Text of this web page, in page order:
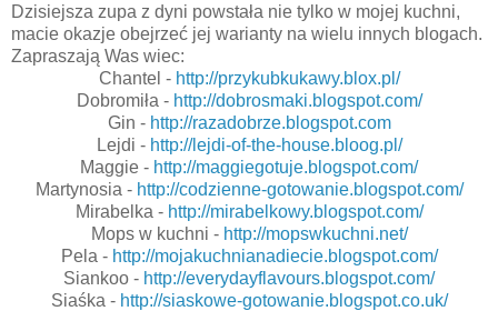
Dzisiejsza zupa z dyni powstała nie tylko w mojej kuchni,
macie okazje obejrzeć jej warianty na wielu innych blogach.
Zapraszają Was wiec:
Chantel - http://przykubkukawy.blox.pl/
Dobromiła - http://dobrosmaki.blogspot.com/
Gin - http://razadobrze.blogspot.com
Lejdi - http://lejdi-of-the-house.bloog.pl/
Maggie - http://maggiegotuje.blogspot.com/
Martynosia - http://codzienne-gotowanie.blogspot.com/
Mirabelka - http://mirabelkowy.blogspot.com/
Mops w kuchni - http://mopswkuchni.net/
Pela - http://mojakuchnianadiecie.blogspot.com/
Siankoo - http://everydayflavours.blogspot.com/
Siaśka - http://siaskowe-gotowanie.blogspot.co.uk/